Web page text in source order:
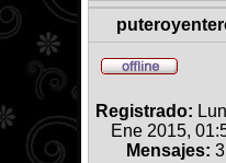
Registrado:
Ene 2015,
Mensajes: 3